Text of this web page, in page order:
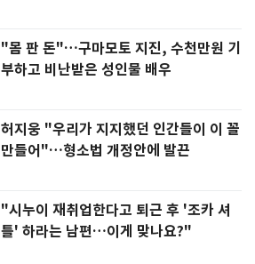
"몸 판 돈"…구마모토 지진, 수천만원 기
부하고 비난받은 성인물 배우
허지웅 "우리가 지지했던 인간들이 이 꼴
만들어"…형소법 개정안에 발끈
"시누이 재취업한다고 퇴근 후 '조카 셔
틀' 하라는 남편…이게 맞나요?"